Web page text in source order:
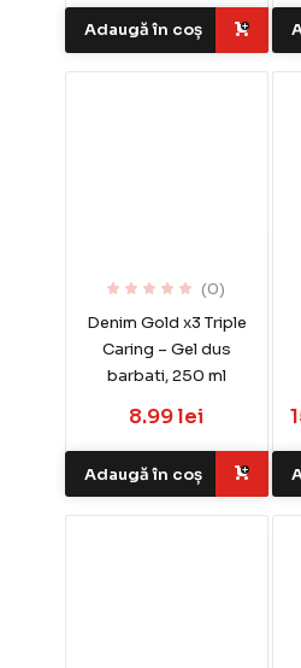
Adaugă în coș
(0)
Denim Gold x3 Triple
Caring – Gel dus
barbati, 250 ml
8.99 lei
Adaugă în coș